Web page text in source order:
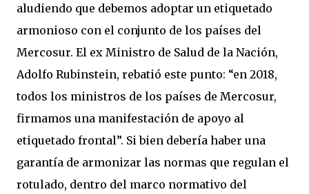
aludiendo que debemos adoptar un etiquetado
armonioso con el conjunto de los países del
Mercosur. El ex Ministro de Salud de la Nación,
Adolfo Rubinstein, rebatió este punto: “en 2018,
todos los ministros de los países de Mercosur,
firmamos una manifestación de apoyo al
etiquetado frontal”. Si bien debería haber una
garantía de armonizar las normas que regulan el
rotulado, dentro del marco normativo del